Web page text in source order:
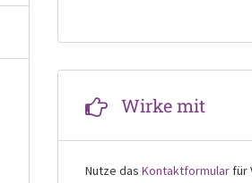
Wirke mit
Nutze das Kontaktformularfür